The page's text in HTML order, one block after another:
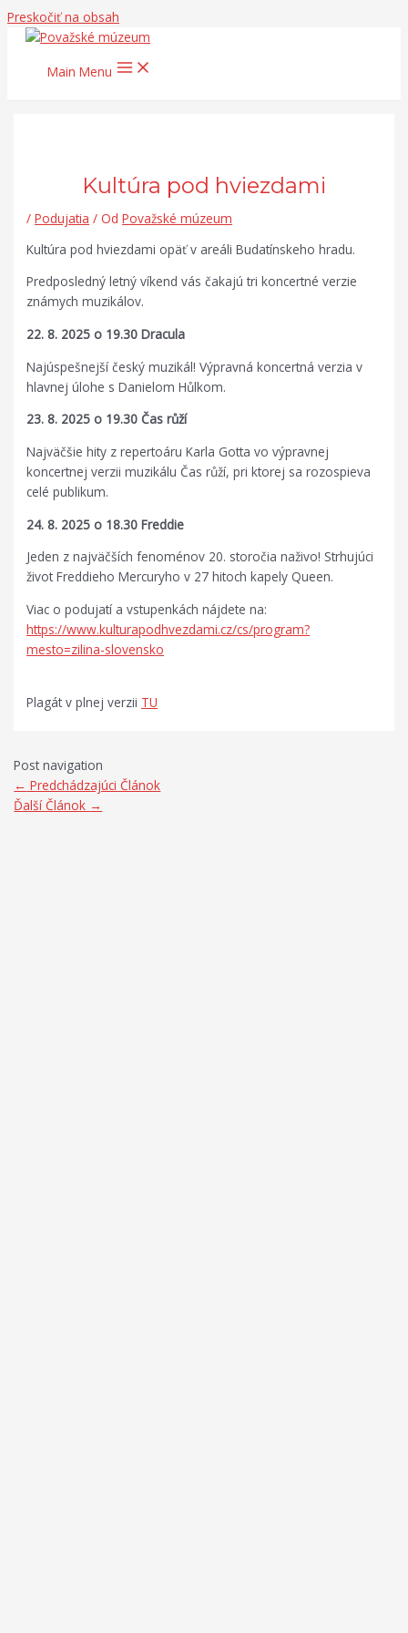
Preskočiť na obsah
Main Menu
Kultúra pod hviezdami
/Podujatia / Od Považské múzeum
Kultúra pod hviezdami opäť v areáli Budatínskeho hradu.
Predposledný letný víkend vás čakajú tri koncertné verzie
známych muzikálov.
22. 8. 2025 o 19.30 Dracula
Najúspešnejší český muzikál! Výpravná koncertná verzia v
hlavnej úlohe s Danielom Hůlkom.
23. 8. 2025 o 19.30 Čas růží
Najväčšie hity z repertoáru Karla Gotta vo výpravnej
koncertnej verzii muzikálu Čas růží, pri ktorej sa rozospieva
celé publikum.
24. 8. 2025 o 18.30 Freddie
Jeden z najväčších fenoménov 20. storočia naživo! Strhujúci
život Freddieho Mercuryho v 27 hitoch kapely Queen.
Viac o podujatí a vstupenkách nájdete na:
https://www.kulturapodhvezdami.cz/cs/program?
mesto=zilina-slovensko
Plagát v plnej verzii TU
Post navigation
← Predchádzajúci Článok
Ďalší Článok →